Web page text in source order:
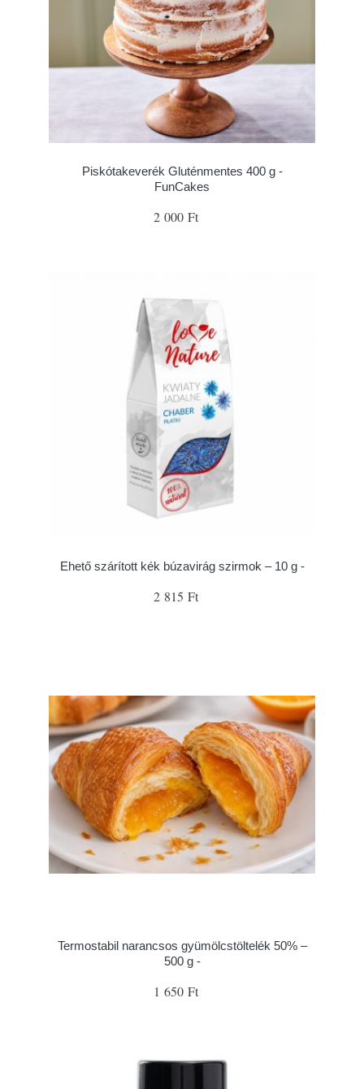
Piskótakeverék Gluténmentes 400 g -
FunCakes
2 000 Ft
Ehető szárított kék búzavirág szirmok – 10 g -
2 815 Ft
Termostabil narancsos gyümölcstöltelék 50% –
500 g -
1 650 Ft